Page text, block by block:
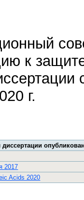
к
г.
2017
Acids 2020